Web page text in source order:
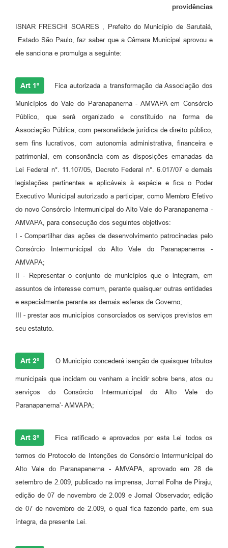
providências
ISNAR FRESCHI SOARES , Prefeito do Município de Sarutaiá,
Estado São Paulo, faz saber que a Câmara Municipal aprovou e
ele sanciona e promulga a seguinte:
Art 1º Fica autorizada a transformação da Associação dos
Municípios do Vale do Paranapanerna - AMVAPA em Consórcio
Público, que será organizado e constituído na forma de
Associação Pública, com personalidade jurídica de direito público,
sem fins lucrativos, com autonomia administrativa, financeira e
patrimonial, em consonância com as disposições emanadas da
Lei Federal n°. 11.107/05, Decreto Federal n°. 6.017/07 e demais
legislações pertinentes e aplicáveis à espécie e fica o Poder
Executivo Municipal autorizado a participar, como Membro Efetivo
do novo Consórcio Intermunicipal do Alto Vale do Paranapanerna -
AMVAPA, para consecução dos seguintes objetivos:
I - Compartilhar das ações de desenvolvimento patrocinadas pelo
Consórcio Intermunicipal do Alto Vale do Paranapanerna -
AMVAPA;
II - Representar o conjunto de municípios que o integram, em
assuntos de interesse comum, perante quaisquer outras entidades
e especialmente perante as demais esferas de Governo;
III - prestar aos municípios consorciados os serviços previstos em
seu estatuto.
Art 2º O Município concederá isenção de quaisquer tributos
municipais que incidam ou venham a incidir sobre bens, atos ou
serviços do Consórcio Intermunicipal do Alto Vale do
Paranapanerna’- AMVAPA;
Art 3º Fica ratificado e aprovados por esta Lei todos os
termos do Protocolo de Intenções do Consórcio Intermunicipal do
Alto Vale do Paranapanerna - AMVAPA, aprovado em 28 de
setembro de 2.009, publicado na imprensa, Jornal Folha de Piraju,
edição de 07 de novembro de 2.009 e Jornal Observador, edição
de 07 de novembro de 2.009, o qual fica fazendo parte, em sua
íntegra, da presente Lei.